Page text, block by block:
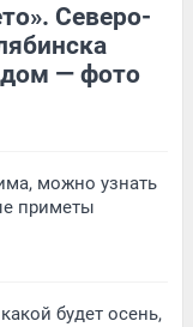
Северо-
— фото
можно узнать
приметы
будет осень,